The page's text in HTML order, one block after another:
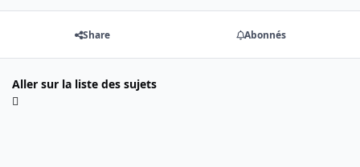
Share Abonnés
Aller sur la liste des sujets